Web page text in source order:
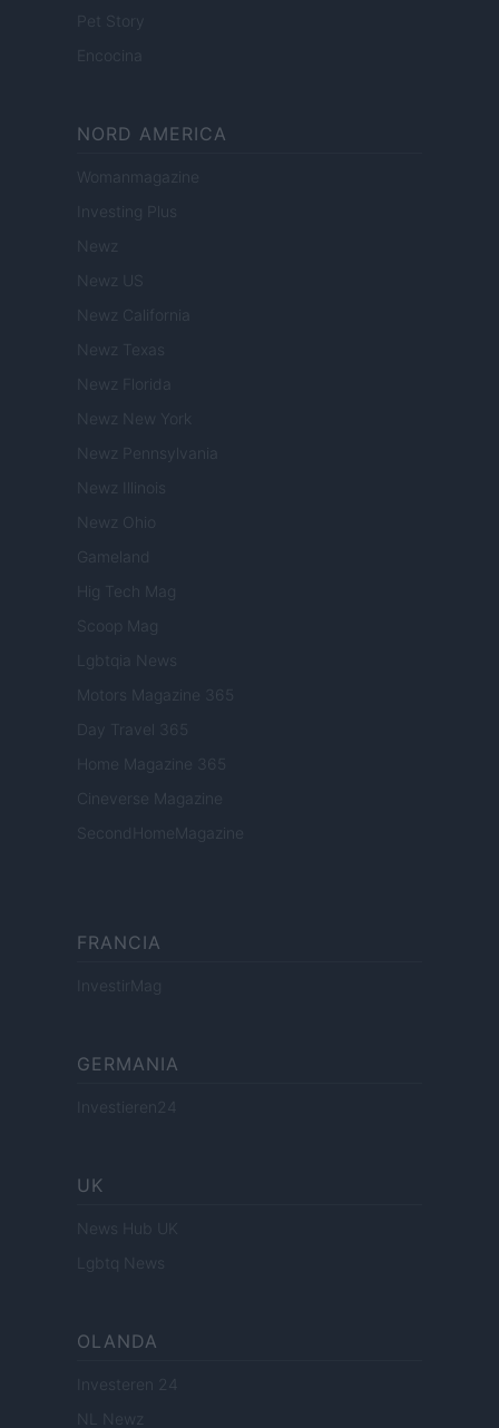
Pet Story
Encocina
NORD AMERICA
Womanmagazine
Investing Plus
Newz
Newz US
Newz California
Newz Texas
Newz Florida
Newz New York
Newz Pennsylvania
Newz Illinois
Newz Ohio
Gameland
Hig Tech Mag
Scoop Mag
Lgbtqia News
Motors Magazine 365
Day Travel 365
Home Magazine 365
Cineverse Magazine
SecondHomeMagazine
FRANCIA
InvestirMag
GERMANIA
Investieren24
UK
News Hub UK
Lgbtq News
OLANDA
Investeren 24
NL Newz